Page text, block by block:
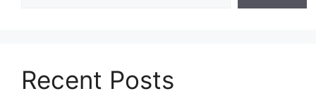
Recent Posts